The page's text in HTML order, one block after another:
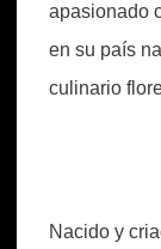
apasionado
en su país
culinario
Nacido y